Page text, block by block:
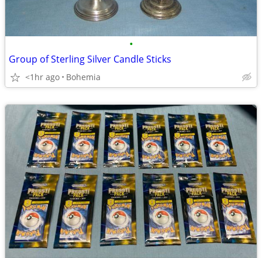
•
Group of Sterling Silver Candle Sticks
<1hr ago Bohemia